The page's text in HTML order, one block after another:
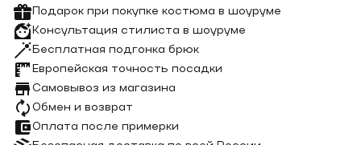
Подарок при покупке костюма в шоуруме
Консультация стилиста в шоуруме
Бесплатная подгонка брюк
Европейская точность посадки
Самовывоз из магазина
Обмен и возврат
Оплата после примерки